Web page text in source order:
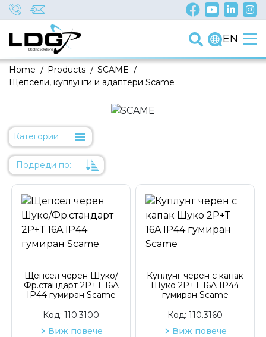
EN
/
Home /
Products /
SCAME
Щепсели, куплунги и адаптери Scame
Категории
Подреди по:
Име
Име
Код на артикул
Код на артикул
Щепсел черен Шуко/
Фр.стандарт 2P+Т 16A
ІP44 гумиран Scame
Код: 110.3100
Виж повече
Куплунг черен с капак
Шуко 2P+Т 16A ІP44
гумиран Scame
Код: 110.3160
Виж повече